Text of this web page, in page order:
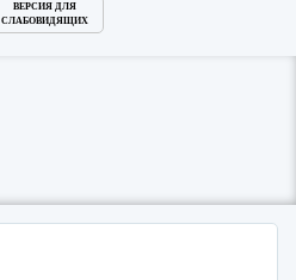
ВЕРСИЯ ДЛЯ
СЛАБОВИДЯЩИХ